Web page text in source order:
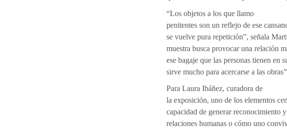
“Los objetos a los que llamo
penitentes son un reflejo de ese
se vuelve pura repetición”, señala
muestra busca provocar una relación
ese bagaje que las personas tienen en
sirve mucho para acercarse a las
Para Laura Ibáñez, curadora de
la exposición, uno de los elementos
capacidad de generar reconocimiento
relaciones humanas o cómo uno